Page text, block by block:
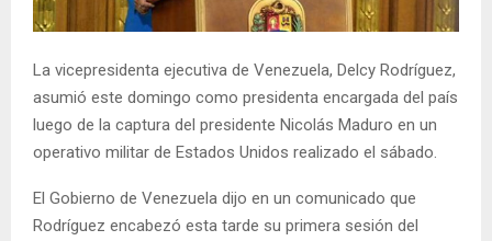
La vicepresidenta ejecutiva de Venezuela, Delcy Rodríguez,
asumió este domingo como presidenta encargada del país
luego de la captura del presidente Nicolás Maduro en un
operativo militar de Estados Unidos realizado el sábado.
El Gobierno de Venezuela dijo en un comunicado que
Rodríguez encabezó esta tarde su primera sesión del